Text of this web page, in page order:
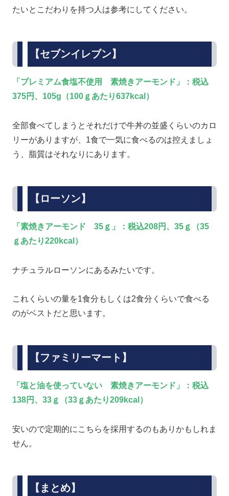
たいとこだわりを持つ人は参考にしてください。
【セブンイレブン】
「プレミアム食塩不使用 素焼きアーモンド」：税込
375円、105g（100ｇあたり637kcal）
全部食べてしまうとそれだけで牛丼の並盛くらいのカロ
リーがありますが、1食で一気に食べるのは控えましょ
う、脂質はそれなりにあります。
【ローソン】
「素焼きアーモンド 35ｇ」：税込208円、35ｇ（35
ｇあたり220kcal）
ナチュラルローソンにあるみたいです。
これくらいの量を1食分もしくは2食分くらいで食べる
のがベストだと思います。
【ファミリーマート】
「塩と油を使っていない 素焼きアーモンド」：税込
138円、33ｇ（33ｇあたり209kcal）
安いので定期的にこちらを採用するのもありかもしれま
せん。
【まとめ】